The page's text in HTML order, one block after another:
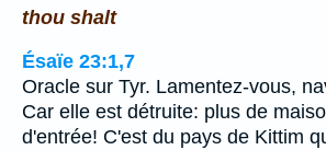
thou shalt
Ésaïe 23:1,7
Oracle sur Tyr. Lamentez-vous,
Car elle est détruite: plus de
d'entrée! C'est du pays de Kittim